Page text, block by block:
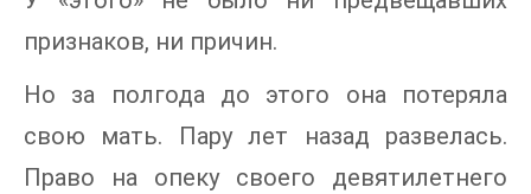
признаков, ни причин.
Но за полгода до этого она потеряла
свою мать. Пару лет назад развелась.
Право на опеку своего девятилетнего